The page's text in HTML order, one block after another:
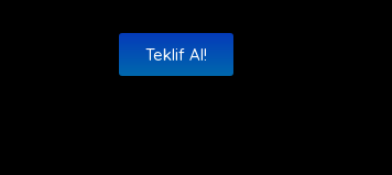
Teklif Al!